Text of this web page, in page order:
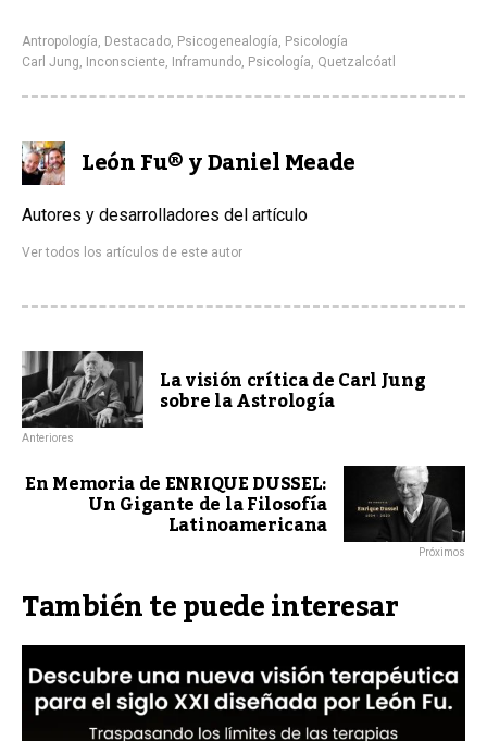
Antropología Destacado Psicogenealogía Psicología
Carl Jung Inconsciente Inframundo Psicología Quetzalcóatl
León Fu® y Daniel Meade
Autores y desarrolladores del artículo
Ver todos los artículos de este autor
La visión crítica de Carl Jung
sobre la Astrología
Anteriores
En Memoria de ENRIQUE DUSSEL:
Un Gigante de la Filosofía
Latinoamericana
Próximos
También te puede interesar